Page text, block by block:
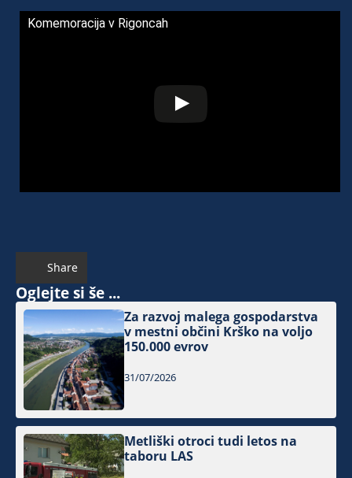
Komemoracija v Rigoncah
Share
Oglejte si še ...
Za razvoj malega gospodarstva
v mestni občini Krško na voljo
150.000 evrov
31/07/2026
Metliški otroci tudi letos na
taboru LAS